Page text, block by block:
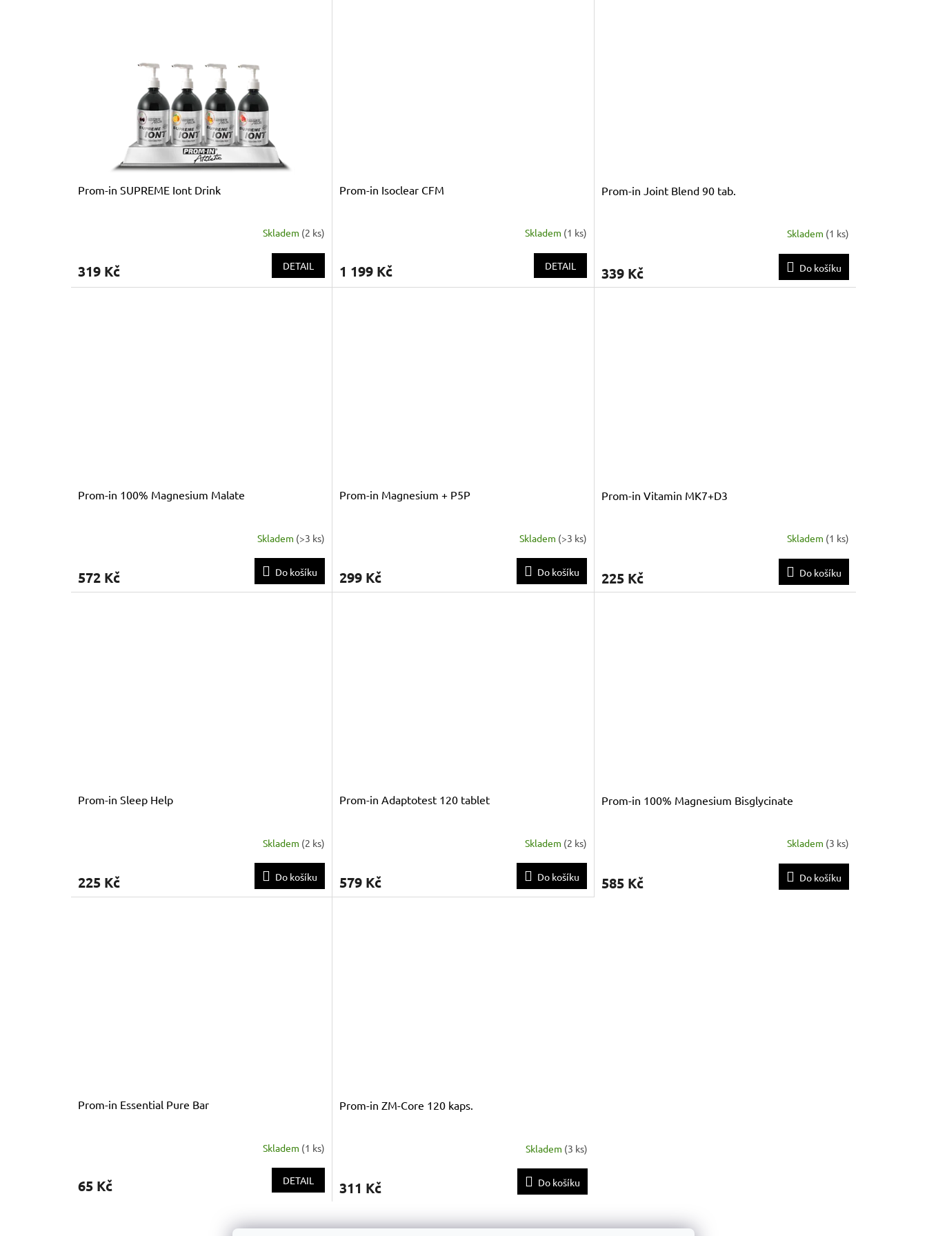
Prom-in SUPREME Iont Drink
Skladem (2 ks)
319 Kč DETAIL
Prom-in Isoclear CFM
Skladem (1 ks)
1 199 Kč DETAIL
Prom-in Joint Blend 90 tab.
Skladem (1 ks)
339 Kč Do košíku
Prom-in 100% Magnesium Malate
Skladem (>3 ks)
572 Kč Do košíku
Prom-in Magnesium + P5P
Skladem (>3 ks)
299 Kč Do košíku
Prom-in Vitamin MK7+D3
Skladem (1 ks)
225 Kč Do košíku
Prom-in Sleep Help
Skladem (2 ks)
225 Kč Do košíku
Prom-in Adaptotest 120 tablet
Skladem (2 ks)
579 Kč Do košíku
Prom-in 100% Magnesium Bisglycinate
Skladem (3 ks)
585 Kč Do košíku
Prom-in Essential Pure Bar
Skladem (1 ks)
65 Kč DETAIL
Prom-in ZM-Core 120 kaps.
Skladem (3 ks)
311 Kč Do košíku
O